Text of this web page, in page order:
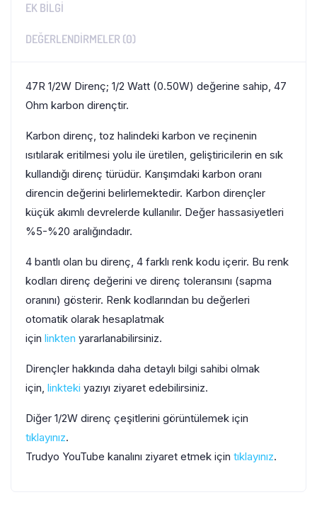
EK BILGI
DEĞERLENDIRMELER (0)
47R 1/2W Direnç; 1/2 Watt (0.50W) değerine sahip, 47
Ohm karbon dirençtir.
Karbon direnç, toz halindeki karbon ve reçinenin
ısıtılarak eritilmesi yolu ile üretilen, geliştiricilerin en sık
kullandığı direnç türüdür. Karışımdaki karbon oranı
direncin değerini belirlemektedir. Karbon dirençler
küçük akımlı devrelerde kullanılır. Değer hassasiyetleri
%5-%20 aralığındadır.
4 bantlı olan bu direnç, 4 farklı renk kodu içerir. Bu renk
kodları direnç değerini ve direnç toleransını (sapma
oranını) gösterir. Renk kodlarından bu değerleri
otomatik olarak hesaplatmak
için linkten yararlanabilirsiniz.
Dirençler hakkında daha detaylı bilgi sahibi olmak
için, linkteki yazıyı ziyaret edebilirsiniz.
Diğer 1/2W direnç çeşitlerini görüntülemek için
tıklayınız.
Trudyo YouTube kanalını ziyaret etmek için tıklayınız.